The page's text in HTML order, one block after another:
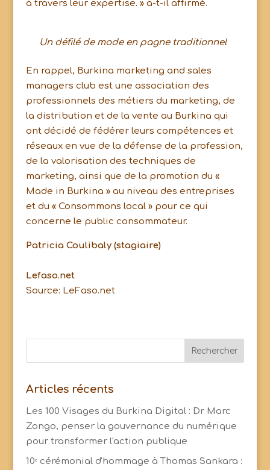
à travers leur expertise. » a-t-il affirmé.
Un défilé de mode en pagne traditionnel
En rappel, Burkina marketing and sales
managers club est une association des
professionnels des métiers du marketing, de
la distribution et de la vente au Burkina qui
ont décidé de fédérer leurs compétences et
réseaux en vue de la défense de la profession,
de la valorisation des techniques de
marketing, ainsi que de la promotion du «
Made in Burkina » au niveau des entreprises
et du « Consommons local » pour ce qui
concerne le public consommateur.
Patricia Coulibaly (stagiaire)
Lefaso.net
Source: LeFaso.net
Articles récents
Les 100 Visages du Burkina Digital : Dr Marc
Zongo, penser la gouvernance du numérique
pour transformer l'action publique
10ᵉ cérémonial d'hommage à Thomas Sankara :